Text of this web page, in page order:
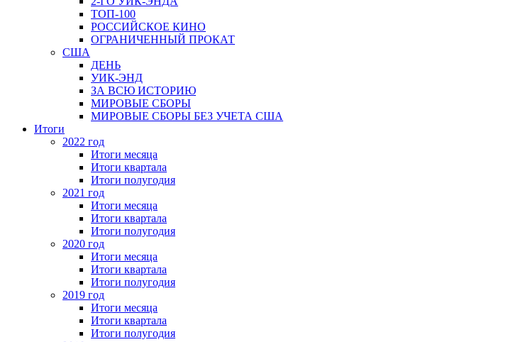
ТОП-100
РОССИЙСКОЕ КИНО
ОГРАНИЧЕННЫЙ ПРОКАТ
США
ДЕНЬ
УИК-ЭНД
ЗА ВСЮ ИСТОРИЮ
МИРОВЫЕ СБОРЫ
МИРОВЫЕ СБОРЫ БЕЗ УЧЕТА США
Итоги
2022 год
Итоги месяца
Итоги квартала
Итоги полугодия
2021 год
Итоги месяца
Итоги квартала
Итоги полугодия
2020 год
Итоги месяца
Итоги квартала
Итоги полугодия
2019 год
Итоги месяца
Итоги квартала
Итоги полугодия